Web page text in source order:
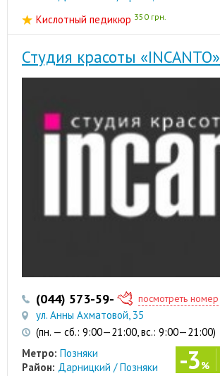
Кислотный педикюр 350 грн.
Студия красоты «INCANTO»
(044) 573-59-78 (067) 402-42-22
посмотреть номер
ул. Анны Ахматовой, 35
(пн. — сб.: 9:00—21:00, вс.: 9:00—21:00)
Метро: Позняки
Район: Дарницкий / Позняки -3%